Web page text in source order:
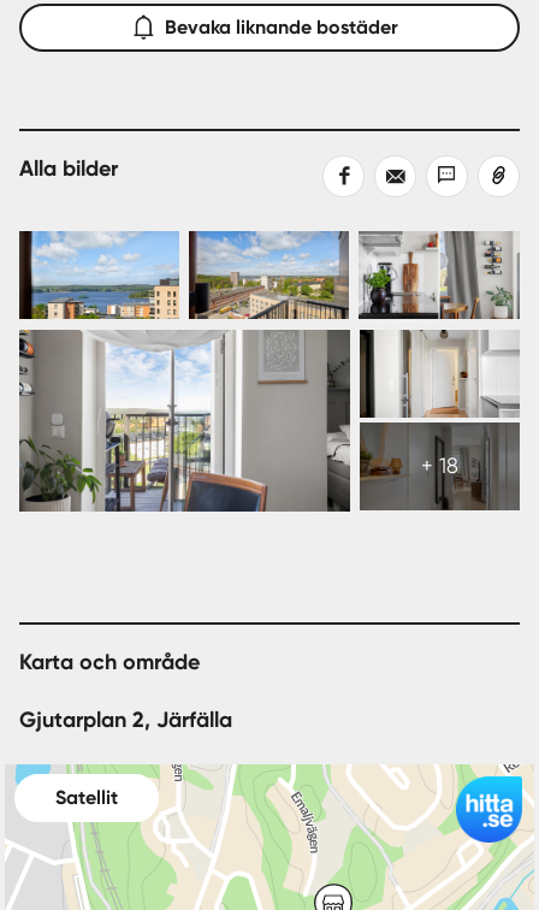
Bevaka liknande bostäder
Alla bilder
Dela
Dela
med
Dela
med
Kopiera
länk
+ 18
Visa
alla
24
Karta och område
Gjutarplan 2, Järfälla
Satellit